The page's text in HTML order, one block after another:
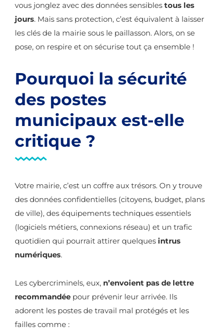
vous jonglez avec des données sensibles tous les
jours. Mais sans protection, c’est équivalent à laisser
les clés de la mairie sous le paillasson. Alors, on se
pose, on respire et on sécurise tout ça ensemble !
Pourquoi la sécurité
des postes
municipaux est-elle
critique ? ️
Votre mairie, c’est un coffre aux trésors. On y trouve
des données confidentielles (citoyens, budget, plans
de ville), des équipements techniques essentiels
(logiciels métiers, connexions réseau) et un trafic
quotidien qui pourrait attirer quelques intrus
numériques.
Les cybercriminels, eux, n’envoient pas de lettre
recommandée pour prévenir leur arrivée. Ils
adorent les postes de travail mal protégés et les
failles comme :